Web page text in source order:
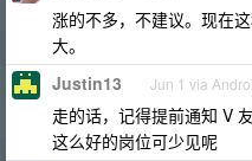
涨的不多，不建议。现在
大。
Justin13 Jun 1 via
走的话，记得提前通知 V
这么好的岗位可少见呢